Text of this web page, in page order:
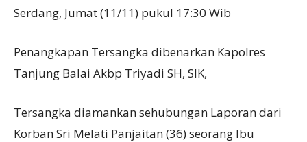
Serdang, Jumat (11/11) pukul 17:30 Wib
Penangkapan Tersangka dibenarkan Kapolres
Tanjung Balai Akbp Triyadi SH, SIK,
Tersangka diamankan sehubungan Laporan dari
Korban Sri Melati Panjaitan (36) seorang Ibu